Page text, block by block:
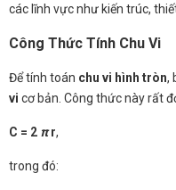
các lĩnh vực như kiến trúc,
Công Thức Tính Chu Vi
Để tính toán chu vi hình tròn,
vi cơ bản. Công thức này rất
C = 2 πr,
trong đó: